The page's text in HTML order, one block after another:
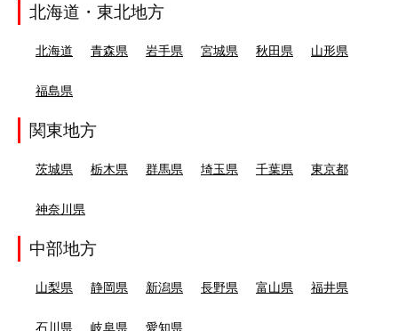
北海道・東北地方
北海道 青森県 岩手県 宮城県 秋田県 山形県
福島県
関東地方
茨城県 栃木県 群馬県 埼玉県 千葉県 東京都
神奈川県
中部地方
山梨県 静岡県 新潟県 長野県 富山県 福井県
石川県 岐阜県 愛知県